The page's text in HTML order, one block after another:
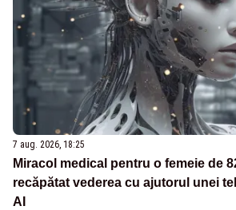
7 aug. 2026, 18:25
Miracol medical pentru o femeie de
recăpătat vederea cu ajutorul unei
AI